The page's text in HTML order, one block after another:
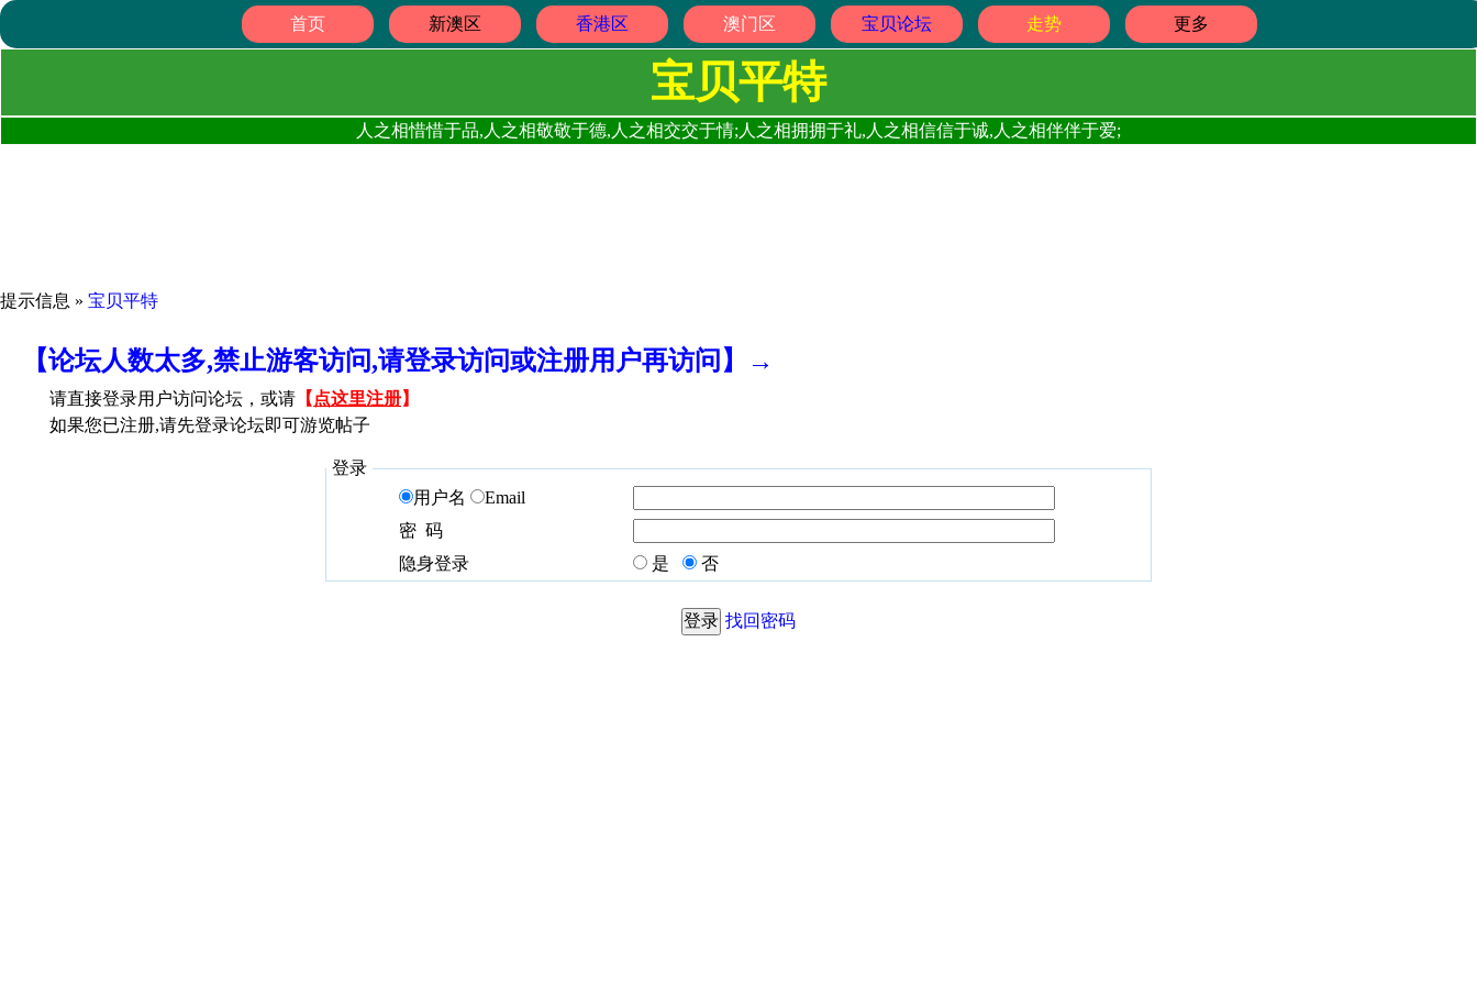
首页 新澳区 香港区 澳门区 宝贝论坛 走势 更多
宝贝平特
人之相惜惜于品,人之相敬敬于德,人之相交交于情;人之相拥拥于礼,人之相信信于诚,人之相伴伴于爱;
提示信息 » 宝贝平特
【论坛人数太多,禁止游客访问,请登录访问或注册用户再访问】→
请直接登录用户访问论坛，或请 【 点这里注册】
如果您已注册,请先登录论坛即可游览帖子
登录
用户名
Email
密 码
隐身登录
是 否
找回密码